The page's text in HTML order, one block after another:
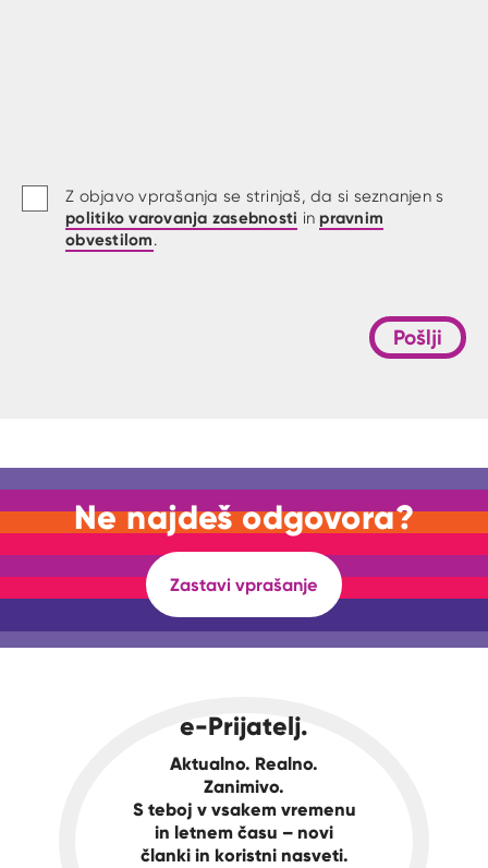
Z objavo vprašanja se strinjaš, da si seznanjen s
politiko varovanja zasebnosti in pravnim
obvestilom.
Pošlji
Ne najdeš odgovora?
Zastavi vprašanje
e-Prijatelj.
Aktualno. Realno.
Zanimivo.
S teboj v vsakem vremenu
in letnem času – novi
članki in koristni nasveti.